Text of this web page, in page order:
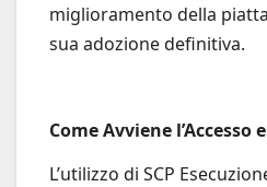
miglioramento della
sua adozione definitiva.
Come Avviene l’Accesso
L’utilizzo di SCP